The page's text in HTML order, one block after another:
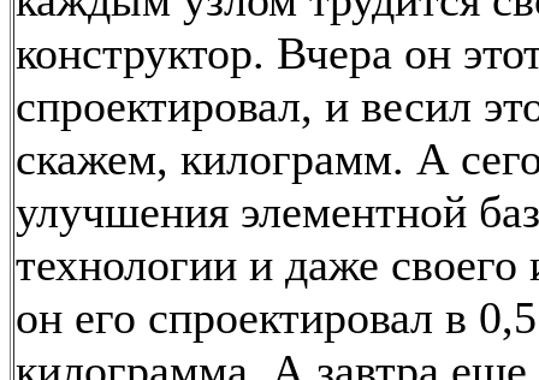
конструктор. Вчера он
спроектировал, и весил
скажем, килограмм. А
улучшения элементной
технологии и даже своего
он его спроектировал в 0,5